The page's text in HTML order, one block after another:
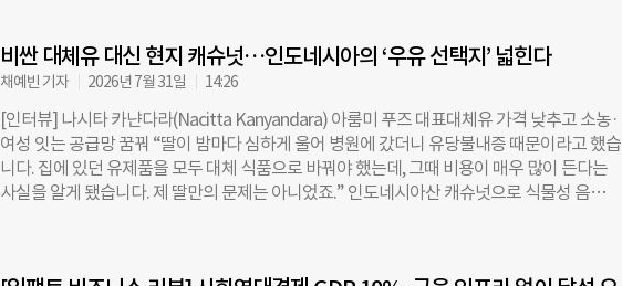
이 실제 투자자와 만날 수 있도록 연결했다. 프로그램은 인도네시아와 캄보디아 등 10개국에
서 20개 기업을 1차로 선발했다. 선발 과정에서는 사회문제 해결 아이디어뿐 아니라 사업의
진단을 통해 고객 이해도와 솔루션 준비 수준, 사회적
이어티에서 열린 ‘글로벌 임팩트프러너(Global ImpactPreneur)’ 데모데이 직후 장 대표를 만
났다. 글로벌 임팩트프러너는 현대차 정몽구재단과 유엔개발계획(UNDP) 서울정책센터가
공동 주최하고 임팩트스퀘어가 주관하는 아시아·태평양 지역 초기 임팩트 스타트업 발굴·육
성 프로그램이다. 이날 데모데이에서는 3개월간 멘토링과 IR 코칭, 임팩트 측정 교육을 받은
10개 스타트업이 사업 모델과 사회문제 해결 방안을 발표했다. 서울랩스는 금융 인프라의 공
백을 해소하는 솔루션으로 글로벌 투자사 CVC캐피탈이 수여하는 ‘CVC 이노베이션 어워
드’를 공동 수상했다. ◇ 신원 공백이 막은 금융의 문, 블록체인으로 푼다 장 대표는 금융 접근
면 인구 100명당 모바일 회선은 약 87개로, 휴대전화 이용 기반은 비교적 넓게 갖춰져 있다.
비싼 대체유 대신 현지 캐슈넛…인도네시아의 ‘우유 선택지’ 넓힌다
채예빈 기자 2026년 7월 31일 14:26
[인터뷰] 나시타 카냔다라(Nacitta Kanyandara) 아룸미 푸즈 대표대체유 가격 낮추고 소농·
여성 잇는 공급망 꿈꿔 “딸이 밤마다 심하게 울어 병원에 갔더니 유당불내증 때문이라고 했습
니다. 집에 있던 유제품을 모두 대체 식품으로 바꿔야 했는데, 그때 비용이 매우 많이 든다는
사실을 알게 됐습니다. 제 딸만의 문제는 아니었죠.” 인도네시아산 캐슈넛으로 식물성 음료를